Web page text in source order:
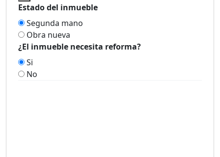
Estado del inmueble
Segunda mano
Obra nueva
¿El inmueble necesita reforma?
Si
No